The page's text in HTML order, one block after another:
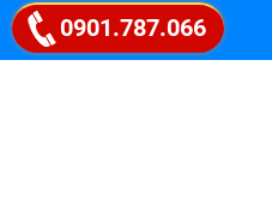
Google map
0901.787.066